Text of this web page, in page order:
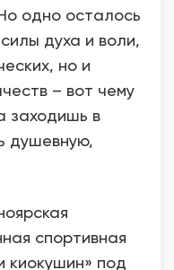
одно осталось
духа и воли,
но и
– вот чему
заходишь в
душевную,
спортивная
киокушин» под